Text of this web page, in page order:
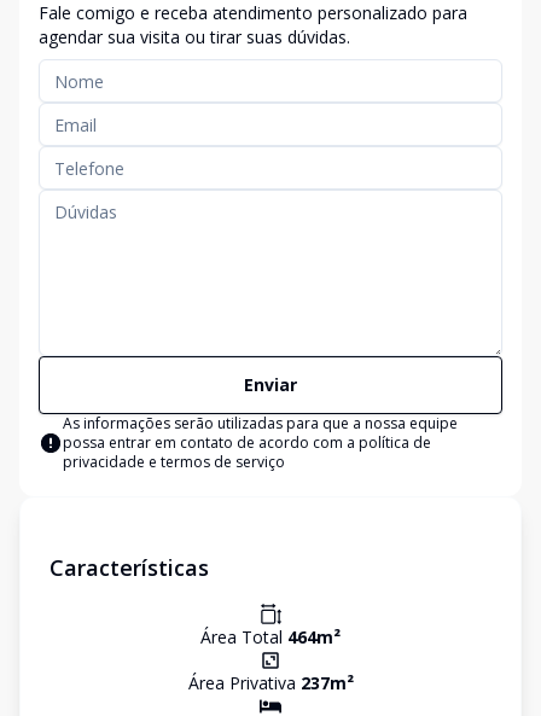
Fale comigo e receba atendimento personalizado para
agendar sua visita ou tirar suas dúvidas.
Enviar
As informações serão utilizadas para que a nossa equipe
possa entrar em contato de acordo com a política de
privacidade e termos de serviço
Características
Área Total 464m²
Área Privativa 237m²